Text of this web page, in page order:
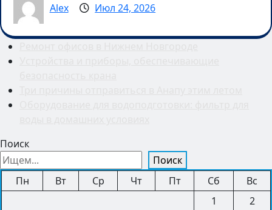
Alex
Июл 24, 2026
Поиск
Поиск
Пн Вт Ср Чт Пт Сб
Вс
1
2